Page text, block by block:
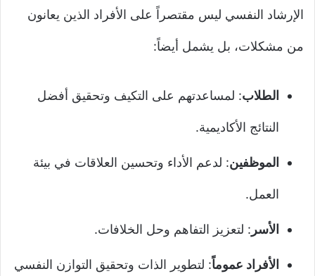
الإرشاد النفسي ليس مقتصراً على الأفراد الذين يعانون
من مشكلات، بل يشمل أيضاً:
الطلاب: لمساعدتهم على التكيف وتحقيق أفضل
النتائج الأكاديمية.
الموظفين: لدعم الأداء وتحسين العلاقات في بيئة
العمل.
الأسر : لتعزيز التفاهم وحل الخلافات.
الأفراد عموماً: لتطوير الذات وتحقيق التوازن النفسي